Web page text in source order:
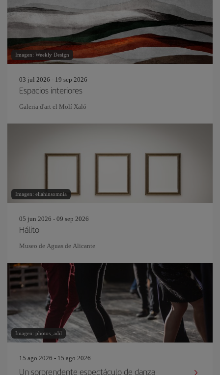
Imagen: Weekly Design
03 jul 2026 - 19 sep 2026
Espacios interiores
Galeria d'art el Molí Xaló
Imagen: eliahinsomnia
05 jun 2026 - 09 sep 2026
Hálito
Museo de Aguas de Alicante
Imagen: photos_adil
15 ago 2026 - 15 ago 2026
Un sorprendente espectáculo de danza